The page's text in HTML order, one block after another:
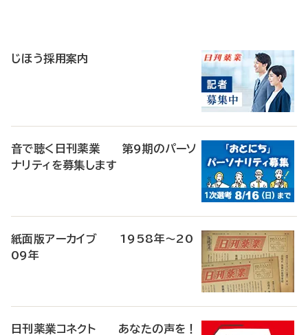
じほう採用案内
音で聴く日刊薬業 第9期のパーソ
ナリティを募集します
紙面版アーカイブ 1958年～20
09年
日刊薬業コネクト あなたの声を！